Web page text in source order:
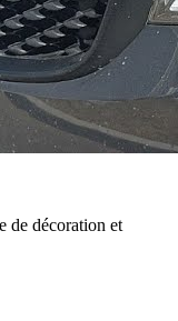
de décoration et